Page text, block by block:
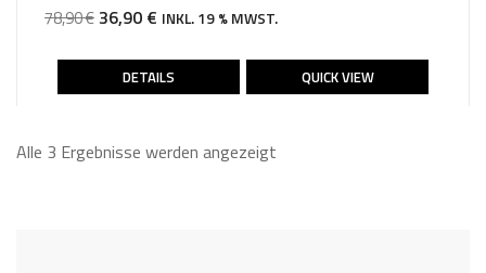
78,90€ URSPRÜNGLICHER
WAR:
78,90 €
36,90 € AKTUELLER
IST:
36,90 €.
INKL. 19 % MWST.
DETAILS QUICK VIEW
Alle 3 Ergebnisse werden angezeigt